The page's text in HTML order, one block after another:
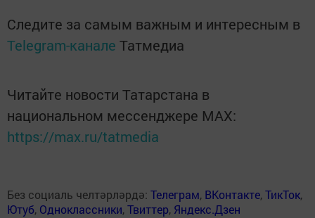
Следите за самым важным и интересным в
Telegram-канале Татмедиа
Читайте новости Татарстана в
национальном мессенджере MАХ:
https://max.ru/tatmedia
Без социаль челтәрләрдә: Телеграм, ВКонтакте,ТикТок,
Ютуб, Одноклассники,Твиттер, Яндекс.Дзен